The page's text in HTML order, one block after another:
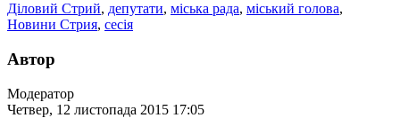
Діловий Стрий, депутати, міська рада, міський голова,
Новини Стрия, сесія
Автор
Модератор
Четвер, 12 листопада 2015 17:05